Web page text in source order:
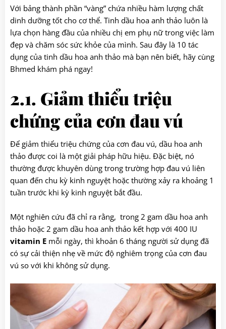
Với bảng thành phần “vàng” chứa nhiều hàm lượng chất
dinh dưỡng tốt cho cơ thể. Tinh dầu hoa anh thảo luôn là
lựa chọn hàng đầu của nhiều chị em phụ nữ trong việc làm
đẹp và chăm sóc sức khỏe của mình. Sau đây là 10 tác
dụng của tinh dầu hoa anh thảo mà bạn nên biết, hãy cùng
Bhmed khám phá ngay!
2.1. Giảm thiểu triệu
chứng của cơn đau vú
Để giảm thiểu triệu chứng của cơn đau vú, dầu hoa anh
thảo được coi là một giải pháp hữu hiệu. Đặc biệt, nó
thường được khuyên dùng trong trường hợp đau vú liên
quan đến chu kỳ kinh nguyệt hoặc thường xảy ra khoảng 1
tuần trước khi kỳ kinh nguyệt bắt đầu.
Một nghiên cứu đã chỉ ra rằng, trong 2 gam dầu hoa anh
thảo hoặc 2 gam dầu hoa anh thảo kết hợp với 400 IU
vitamin E mỗi ngày, thì khoản 6 tháng người sử dụng đã
có sự cải thiện nhẹ về mức độ nghiêm trọng của cơn đau
vú so với khi không sử dụng.